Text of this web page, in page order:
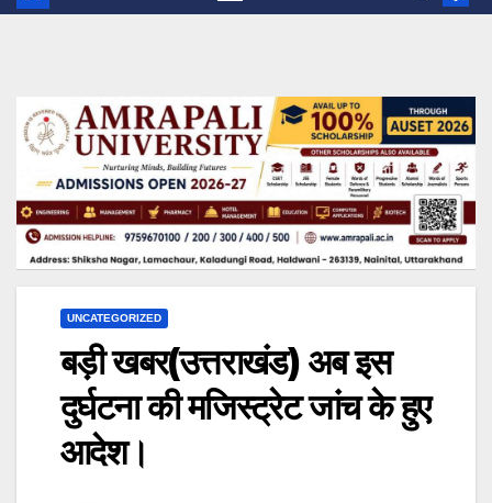
UNCATEGORIZED
बड़ी खबर(उत्तराखंड) अब इस
दुर्घटना की मजिस्ट्रेट जांच के हुए
आदेश। ‌